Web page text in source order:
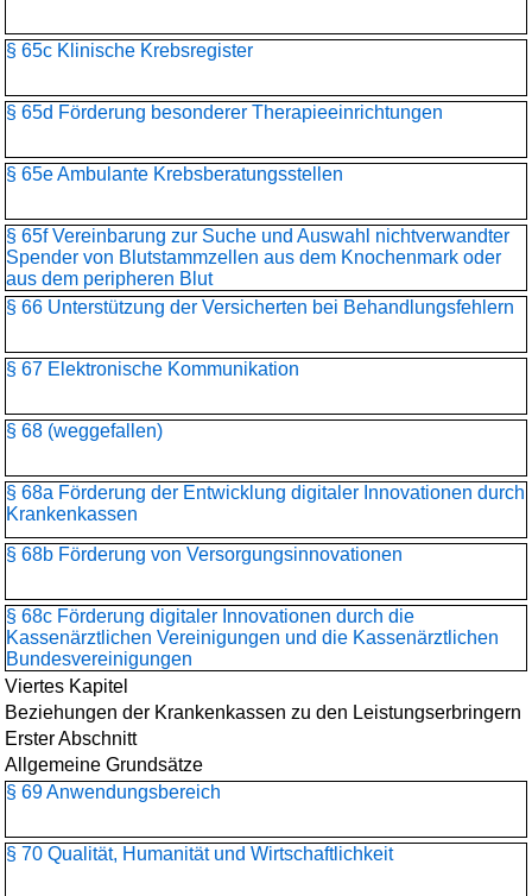
§ 65c Klinische Krebsregister
§ 65d Förderung besonderer Therapieeinrichtungen
§ 65e Ambulante Krebsberatungsstellen
§ 65f Vereinbarung zur Suche und Auswahl nichtverwandter
Spender von Blutstammzellen aus dem Knochenmark oder
aus dem peripheren Blut
§ 66 Unterstützung der Versicherten bei Behandlungsfehlern
§ 67 Elektronische Kommunikation
§ 68 (weggefallen)
§ 68a Förderung der Entwicklung digitaler Innovationen durch
Krankenkassen
§ 68b Förderung von Versorgungsinnovationen
§ 68c Förderung digitaler Innovationen durch die
Kassenärztlichen Vereinigungen und die Kassenärztlichen
Bundesvereinigungen
Viertes Kapitel
Beziehungen der Krankenkassen zu den Leistungserbringern
Erster Abschnitt
Allgemeine Grundsätze
§ 69 Anwendungsbereich
§ 70 Qualität, Humanität und Wirtschaftlichkeit